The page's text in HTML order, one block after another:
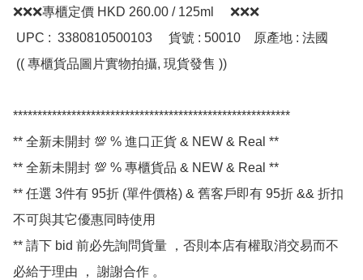
❌❌❌專櫃定價 HKD 260.00 / 125ml     ❌❌❌
*********************************************************
** 全新未開封 💯 % 進口正貨 & NEW & Real **
** 全新未開封 💯 % 專櫃貨品 & NEW & Real **
** 任選 3件有 95折 (單件價格) & 舊客戶即有 95折 && 折扣
不可與其它優惠同時使用
** 請下 bid 前必先詢問貨量 ，否則本店有權取消交易而不
必給于理由 ， 謝謝合作 。